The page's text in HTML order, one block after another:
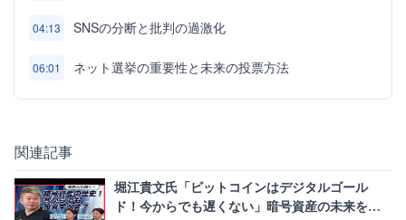
04:13 SNSの分断と批判の過激化
06:01 ネット選挙の重要性と未来の投票方法
関連記事
堀江貴文氏「ビットコインはデジタルゴール
ド！今からでも遅くない」暗号資産の未来を大